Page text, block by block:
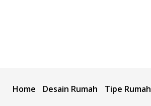
Home Desain Rumah Tipe Rumah